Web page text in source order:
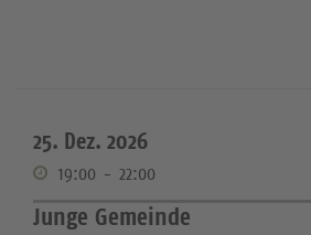
25. Dez. 2026
19:00 - 22:00
Junge Gemeinde